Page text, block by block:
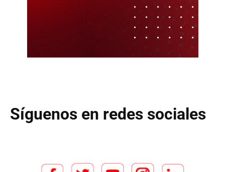
Síguenos en redes sociales